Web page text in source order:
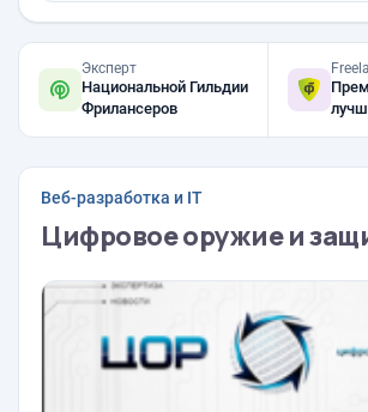
Эксперт
Национальной Гильдии
Фрилансеров
Веб-разработка и IT
Цифровое оружие и